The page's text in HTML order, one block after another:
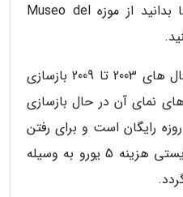
خواهید راجع به تاریخ کلیسا بدانید از موزه Museo del
نمای جلوی این کلیسا بین سال های 2003 تا 2009 بازسازی
نمای آن در حال بازسازی
رایگان است و برای رفتن
به بام آن در سال 2010 می بایستی هزینه 5 یورو به وسیله